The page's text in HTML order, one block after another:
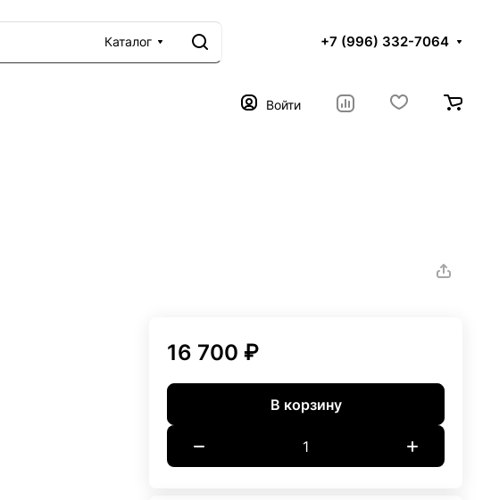
Каталог +7 (996) 332-7064
Войти
16 700 ₽
В корзину